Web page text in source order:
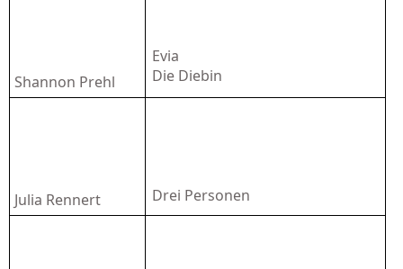
Shannon Prehl
Evia
Die Diebin
Julia Rennert Drei Personen